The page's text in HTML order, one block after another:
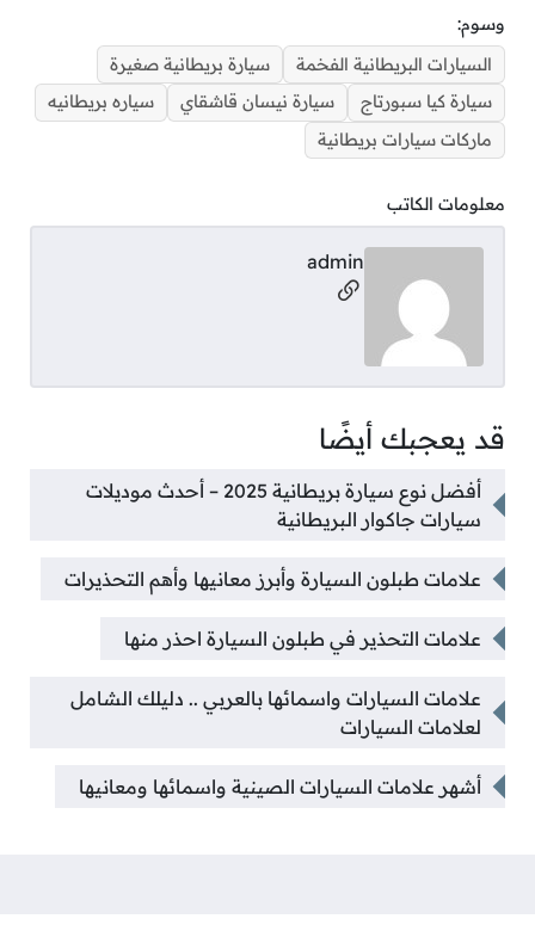
وسوم:
السيارات البريطانية الفخمة
سيارة بريطانية صغيرة
سيارة كيا سبورتاج
سيارة نيسان قاشقاي
سياره بريطانيه
ماركات سيارات بريطانية
معلومات الكاتب
admin
مواقع التواصل
قد يعجبك أيضًا
أفضل نوع سيارة بريطانية 2025 – أحدث موديلات
سيارات جاكوار البريطانية
علامات طبلون السيارة وأبرز معانيها وأهم التحذيرات
علامات التحذير في طبلون السيارة احذر منها
علامات السيارات واسمائها بالعربي .. دليلك الشامل
لعلامات السيارات
أشهر علامات السيارات الصينية واسمائها ومعانيها